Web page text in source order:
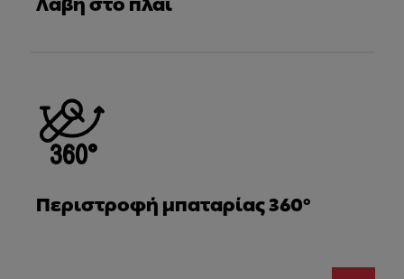
Λαβή στο πλάι
Περιστροφή μπαταρίας 360°